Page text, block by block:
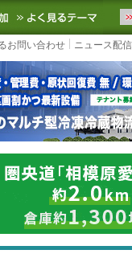
ュースをお届けし
お気に入りに追加 よ
お問い合わせ ニュース配